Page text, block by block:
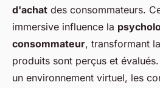
d'achat des consommateurs.
immersive influence la
consommateur, transformant
produits sont perçus et
un environnement virtuel, les